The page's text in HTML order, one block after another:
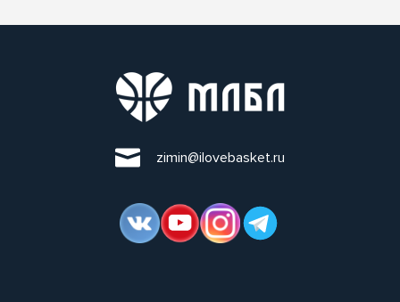
zimin@ilovebasket.ru